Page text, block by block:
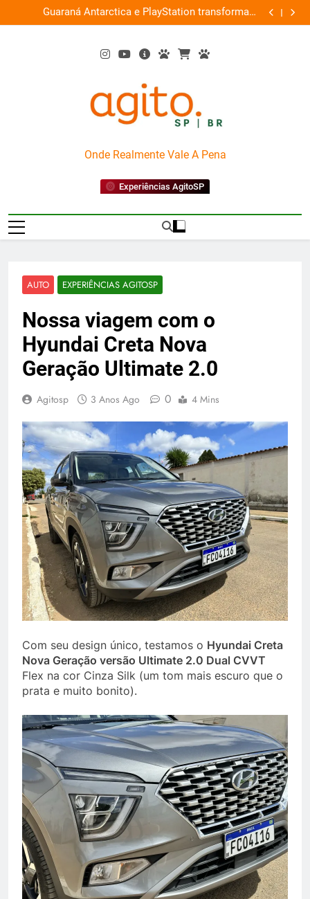
to
Busch Gardens traz ‘Anaconda’ para o Howl-O-Scream
2026
Pai
AgitoSP
Onde Realmente Vale A Pena
Experiências AgitoSP
AUTO EXPERIÊNCIAS AGITOSP
Nossa viagem com o
Hyundai Creta Nova
Geração Ultimate 2.0
Agitosp 3 Anos Ago 0 4 Mins
Com seu design único, testamos o Hyundai Creta
Nova Geração versão Ultimate 2.0 Dual CVVT
Flex na cor Cinza Silk (um tom mais escuro que o
prata e muito bonito).